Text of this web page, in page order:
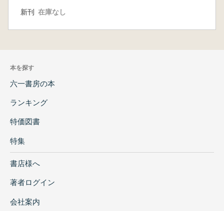
新刊 在庫なし
本を探す
六一書房の本
ランキング
特価図書
特集
書店様へ
著者ログイン
会社案内